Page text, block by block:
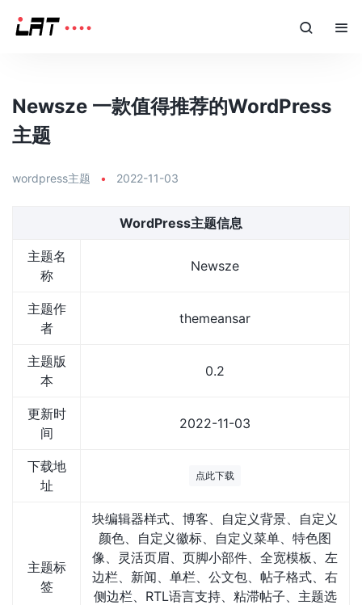
Newsze 一款值得推荐的WordPress
主题
wordpress主题 • 2022-11-03
WordPress主题信息
主题名
称
Newsze
主题作
者
themeansar
主题版
本
0.2
更新时
间
2022-11-03
下载地
址
点此下载
主题标
签
块编辑器样式、博客、自定义背景、自定义
颜色、自定义徽标、自定义菜单、特色图
像、灵活页眉、页脚小部件、全宽模板、左
边栏、新闻、单栏、公文包、帖子格式、右
侧边栏、RTL语言支持、粘滞帖子、主题选